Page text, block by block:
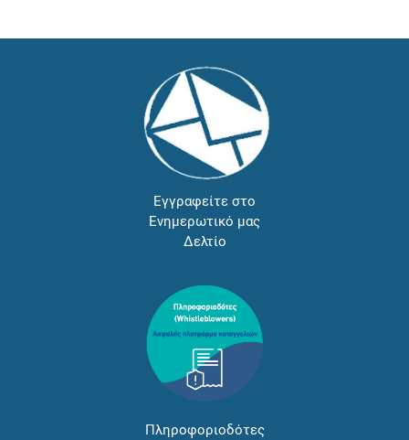
Εγγραφείτε στο
Ενημερωτικό μας
Δελτίο
Πληροφοριοδότες